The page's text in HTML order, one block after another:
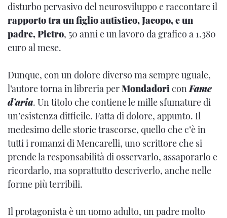
disturbo pervasivo del neurosviluppo e raccontare il
rapporto tra un figlio autistico, Jacopo, e un
padre, Pietro, 50 anni e un lavoro da grafico a 1.380
euro al mese.
Dunque, con un dolore diverso ma sempre uguale,
l’autore torna in libreria perMondadoriconFame
d’aria. Un titolo che contiene le mille sfumature di
un’esistenza difficile. Fatta di dolore, appunto. Il
medesimo delle storie trascorse, quello che c’è in
tutti i romanzi di Mencarelli, uno scrittore che si
prende la responsabilità di osservarlo, assaporarlo e
ricordarlo, ma soprattutto descriverlo, anche nelle
forme più terribili.
Il protagonista è un uomo adulto, un padre molto